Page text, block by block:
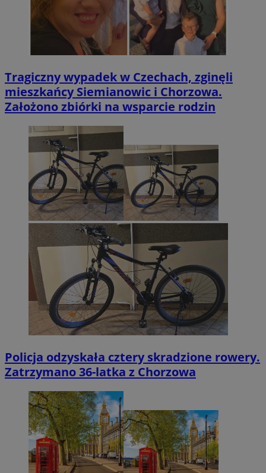
Tragiczny wypadek w Czechach, zginęli
mieszkańcy Siemianowic i Chorzowa.
Założono zbiórki na wsparcie rodzin
Policja odzyskała cztery skradzione rowery.
Zatrzymano 36-latka z Chorzowa